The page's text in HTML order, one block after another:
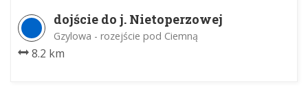
dojście do j. Nietoperzowej
Gzylowa - rozejście pod Ciemną
8.2 km